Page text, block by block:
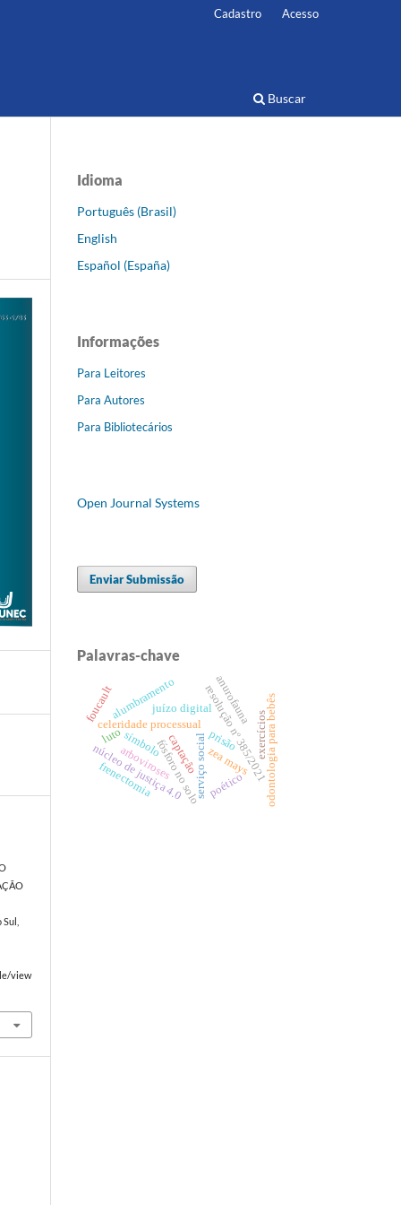
Buscar
Cadastro Acesso
view
Idioma
Português (Brasil)
English
Español (España)
Informações
Para Leitores
Para Autores
Para Bibliotecários
Open Journal Systems
Enviar Submissão
Palavras-chave
serviço social
celeridade processual
prisão
fósforo no solo zea mays
núcleo de justiça 4.0 resolução nº 385/2021
juízo digital
arboviroses odontologia para bebês
frenectomia poético
símbolo
alumbramento
exercícios
anurofauna
foucault
captação
luto